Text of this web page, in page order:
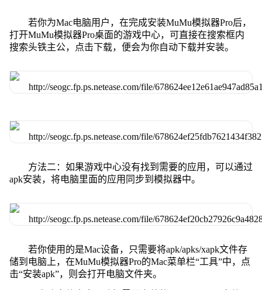
若你为Mac电脑用户，在完成安装MuMu模拟器Pro后，
打开MuMu模拟器Pro桌面的游戏中心，可直接在搜索框内
搜索头铁主公，点击下载，便会为你自动下载并安装。
方法二：如果游戏中心没有找到需要的应用，可以通过
apk安装，将电脑里面的应用同步到模拟器中。
若你使用的是Mac设备，只需要将apk/apks/xapk文件存
储到电脑上，在MuMu模拟器Pro的Mac菜单栏“工具”中，点
击“安装apk”，则会打开电脑文件夹。